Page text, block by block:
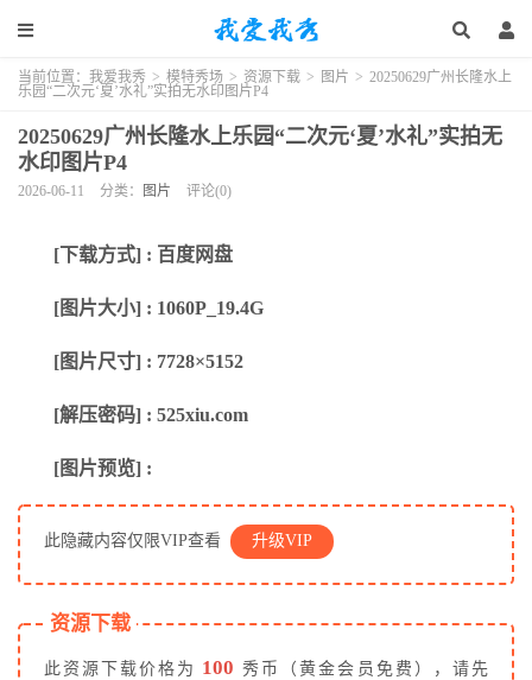
当前位置： 我爱我秀 > 模特秀场 > 资源下载 > 图片 > 20250629广州长隆水上
乐园“二次元‘夏’水礼”实拍无水印图片P4
20250629广州长隆水上乐园“二次元‘夏’水礼”实拍无
水印图片P4
2026-06-11 分类： 图片 评论(0)
[下载方式] : 百度网盘
[图片大小] : 1060P_19.4G
[图片尺寸] : 7728×5152
[解压密码] : 525xiu.com
[图片预览] :
此隐藏内容仅限VIP查看 升级VIP
资源下载
此资源下载价格为 100 秀币（黄金会员免费），请先